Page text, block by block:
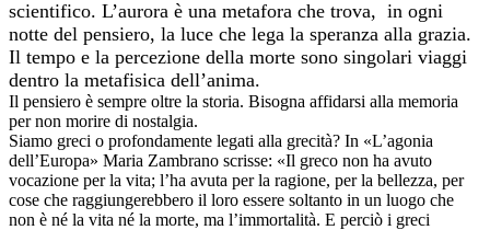
scientifico. L’aurora è una metafora che trova, in ogni
notte del pensiero, la luce che lega la speranza alla grazia.
Il tempo e la percezione della morte sono singolari viaggi
dentro la metafisica dell’anima.
Il pensiero è sempre oltre la storia. Bisogna affidarsi alla memoria
per non morire di nostalgia.
Siamo greci o profondamente legati alla grecità? In «L’agonia
dell’Europa» Maria Zambrano scrisse: «Il greco non ha avuto
vocazione per la vita; l’ha avuta per la ragione, per la bellezza, per
cose che raggiungerebbero il loro essere soltanto in un luogo che
non è né la vita né la morte, ma l’immortalità. E perciò i greci